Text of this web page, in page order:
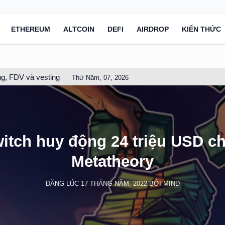
ETHEREUM ALTCOIN DEFI AIRDROP KIẾN THỨC
FDV và vesting Thứ Năm, 07, 2026
huy động 24 triệu USD
Metatheory
ĐĂNG LÚC 17 THÁNG NĂM, 2022BỞIMIND